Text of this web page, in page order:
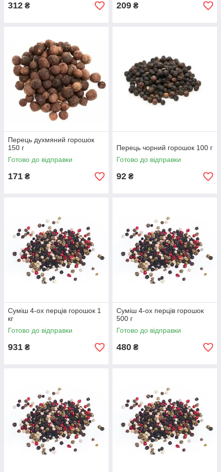
312 ₴ 209 ₴
Перець духмяний горошок
150 г
Готово до відправки
171 ₴
Перець чорний горошок 100 г
Готово до відправки
92 ₴
Суміш 4-ох перців горошок 1
кг
Готово до відправки
931 ₴
Суміш 4-ох перців горошок
500 г
Готово до відправки
480 ₴